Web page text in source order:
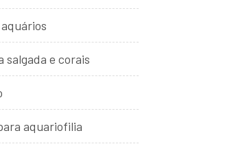
salgada e corais
aquariofilia